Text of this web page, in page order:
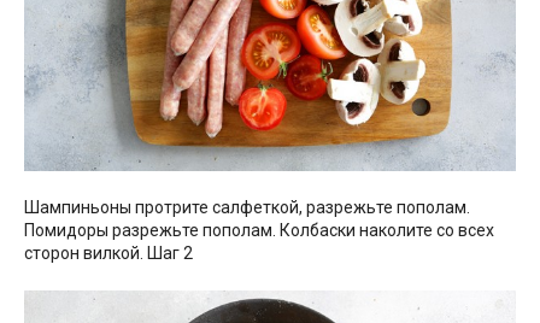
Шампиньоны протрите салфеткой, разрежьте пополам.
Помидоры разрежьте пополам. Колбаски наколите со всех
сторон вилкой. Шаг 2